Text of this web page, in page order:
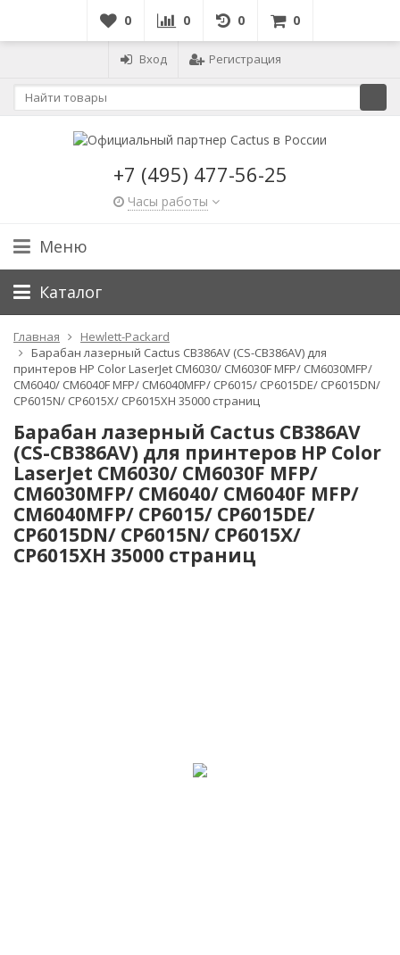
0 0 0 0
Вход Регистрация
+7 (495) 477-56-25
Часы работы
Меню
Каталог
Главная
Hewlett-Packard
Барабан лазерный Cactus CB386AV (CS-CB386AV) для
принтеров HP Color LaserJet CM6030/ CM6030F MFP/ CM6030MFP/
CM6040/ CM6040F MFP/ CM6040MFP/ CP6015/ CP6015DE/ CP6015DN/
CP6015N/ CP6015X/ CP6015XH 35000 страниц
Барабан лазерный Cactus CB386AV
(CS-CB386AV) для принтеров HP Color
LaserJet CM6030/ CM6030F MFP/
CM6030MFP/ CM6040/ CM6040F MFP/
CM6040MFP/ CP6015/ CP6015DE/
CP6015DN/ CP6015N/ CP6015X/
CP6015XH 35000 страниц